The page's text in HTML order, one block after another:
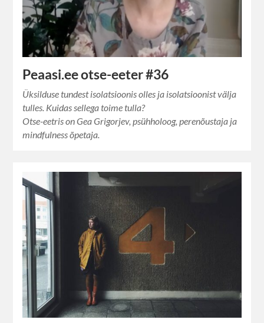
Peaasi.ee otse-eeter #36
Üksilduse tundest isolatsioonis olles ja isolatsioonist välja
tulles. Kuidas sellega toime tulla?
Otse-eetris on Gea Grigorjev, psühholoog, perenõustaja ja
mindfulness õpetaja.